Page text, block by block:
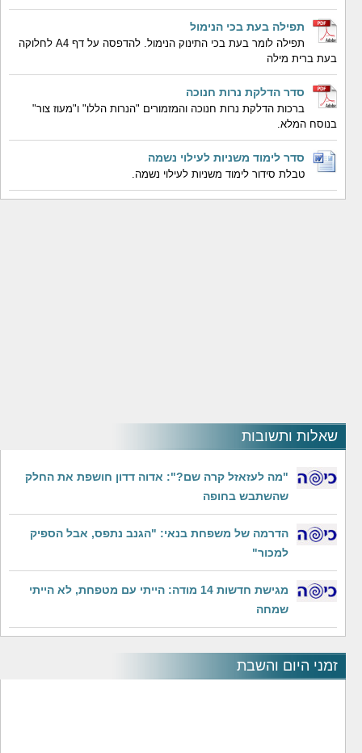
תפילה בעת בכי הנימול
תפילה לומר בעת בכי התינוק הנימול. להדפסה על דף A4 לחלוקה
בעת ברית מילה
סדר הדלקת נרות חנוכה
ברכות הדלקת נרות חנוכה והמזמורים "הנרות הללו" ו"מעוז צור"
בנוסח המלא.
סדר לימוד משניות לעילוי נשמה
טבלת סידור לימוד משניות לעילוי נשמה.
שאלות ותשובות
"מה לעזאזל קרה שם?": אדוה דדון חושפת את החלק
שהשתבש בחופה
הדרמה של משפחת בנאי: "הגנב נתפס, אבל הספיק
למכור"
מגישת חדשות 14 מודה: הייתי עם מטפחת, לא הייתי
שמחה
זמני היום והשבת